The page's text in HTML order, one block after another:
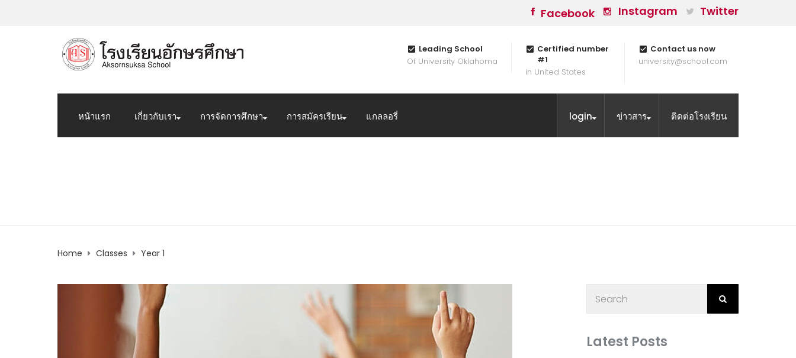
Twitter
Instagram
Facebook
Leading School
Of University Oklahoma
Certified number
#1
in United States
Contact us now
university@school.com
หน้าแรก เกี่ยวกับเรา การจัดการศึกษา การสมัครเรียน แกลลอรี่ ติดต่อโรงเรียน
ข่าวสาร
login
Home Classes Year 1
Latest Posts